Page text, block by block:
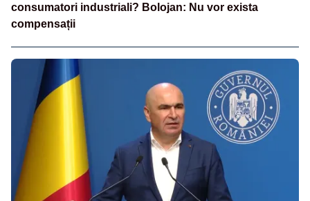
consumatori industriali? Bolojan: Nu vor exista
compensații